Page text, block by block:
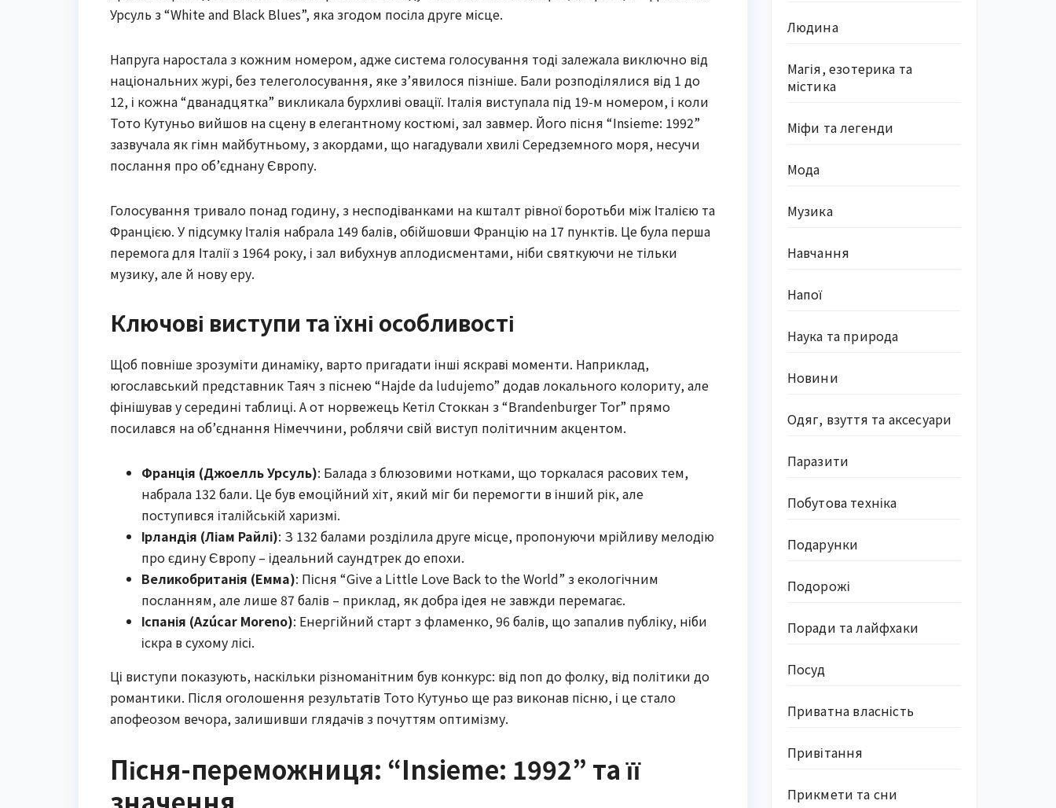
Урсуль з “White and Black Blues”, яка згодом посіла друге місце.
Напруга наростала з кожним номером, адже система голосування тоді залежала виключно від
національних журі, без телеголосування, яке з’явилося пізніше. Бали розподілялися від 1 до
12, і кожна “дванадцятка” викликала бурхливі овації. Італія виступала під 19-м номером, і коли
Тото Кутуньо вийшов на сцену в елегантному костюмі, зал завмер. Його пісня “Insieme: 1992”
зазвучала як гімн майбутньому, з акордами, що нагадували хвилі Середземного моря, несучи
послання про об’єднану Європу.
Голосування тривало понад годину, з несподіванками на кшталт рівної боротьби між Італією та
Францією. У підсумку Італія набрала 149 балів, обійшовши Францію на 17 пунктів. Це була перша
перемога для Італії з 1964 року, і зал вибухнув аплодисментами, ніби святкуючи не тільки
музику, але й нову еру.
Ключові виступи та їхні особливості
Щоб повніше зрозуміти динаміку, варто пригадати інші яскраві моменти. Наприклад,
югославський представник Таяч з піснею “Hajde da ludujemo” додав локального колориту, але
фінішував у середині таблиці. А от норвежець Кетіл Стоккан з “Brandenburger Tor” прямо
посилався на об’єднання Німеччини, роблячи свій виступ політичним акцентом.
Франція (Джоелль Урсуль): Балада з блюзовими нотками, що торкалася расових тем,
набрала 132 бали. Це був емоційний хіт, який міг би перемогти в інший рік, але
поступився італійській харизмі.
Ірландія (Ліам Райлі): З 132 балами розділила друге місце, пропонуючи мрійливу мелодію
про єдину Європу – ідеальний саундтрек до епохи.
Великобританія (Емма): Пісня “Give a Little Love Back to the World” з екологічним
посланням, але лише 87 балів – приклад, як добра ідея не завжди перемагає.
Іспанія (Azúcar Moreno): Енергійний старт з фламенко, 96 балів, що запалив публіку, ніби
іскра в сухому лісі.
Ці виступи показують, наскільки різноманітним був конкурс: від поп до фолку, від політики до
романтики. Після оголошення результатів Тото Кутуньо ще раз виконав пісню, і це стало
апофеозом вечора, залишивши глядачів з почуттям оптимізму.
Пісня-переможниця: “Insieme: 1992” та її
Людина
Магія, езотерика та
містика
Міфи та легенди
Мода
Музика
Навчання
Напої
Наука та природа
Новини
Одяг, взуття та аксесуари
Паразити
Побутова техніка
Подарунки
Подорожі
Поради та лайфхаки
Посуд
Приватна власність
Привітання
Прикмети та сни